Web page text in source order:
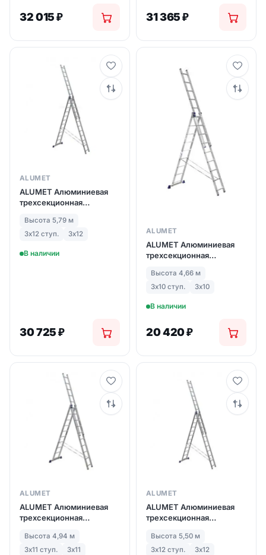
32 015₽ 31 365₽
ALUMET
ALUMET Алюминиевая
трехсекционная
(3Х12) ступ. (6312)
Высота 5,79 м
3х12 ступ.
3х12
В наличии
30 725₽
ALUMET
ALUMET Алюминиевая
трехсекционная
3Х10 ступ. (арт. 5310)
Высота 4,66 м
3х10 ступ.
3х10
В наличии
20 420₽
ALUMET
ALUMET Алюминиевая
трехсекционная
ступ. (арт. 5311)
Высота 4,94 м
3х11 ступ.
3х11
ALUMET
ALUMET Алюминиевая
трехсекционная
3Х12 ступ. (арт. 5312)
Высота 5,50 м
3х12 ступ.
3х12